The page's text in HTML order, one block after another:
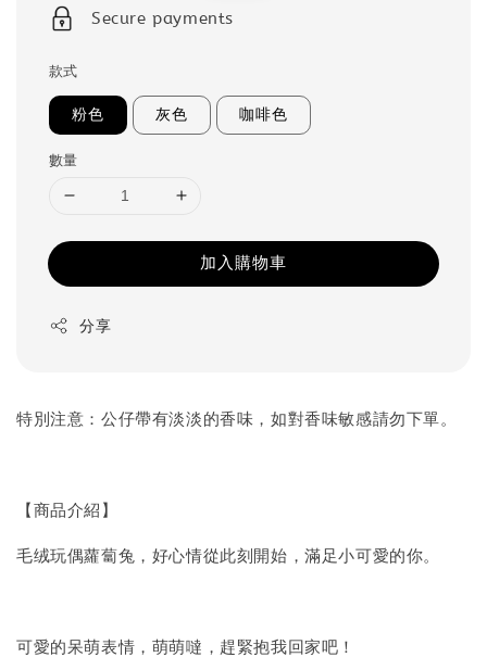
Secure payments
款式
粉色 灰色 咖啡色
數量
加入購物車
分享
特別注意：公仔帶有淡淡的香味，如對香味敏感請勿下單。
【商品介紹】
毛绒玩偶蘿蔔兔，好心情從此刻開始，滿足小可愛的你。
可愛的呆萌表情，萌萌噠，趕緊抱我回家吧！